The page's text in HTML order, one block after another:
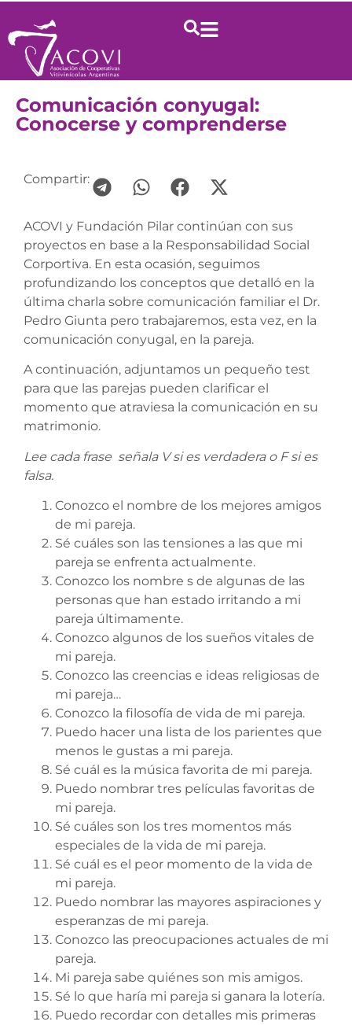
Comunicación conyugal:
Conocerse y comprenderse
Compartir:
ACOVI y Fundación Pilar continúan con sus
proyectos en base a la Responsabilidad Social
Corportiva. En esta ocasión, seguimos
profundizando los conceptos que detalló en la
última charla sobre comunicación familiar el Dr.
Pedro Giunta pero trabajaremos, esta vez, en la
comunicación conyugal, en la pareja.
A continuación, adjuntamos un pequeño test
para que las parejas pueden clarificar el
momento que atraviesa la comunicación en su
matrimonio.
Lee cada frase señala V si es verdadera o F si es
falsa.
Conozco el nombre de los mejores amigos
de mi pareja.
Sé cuáles son las tensiones a las que mi
pareja se enfrenta actualmente.
Conozco los nombre s de algunas de las
personas que han estado irritando a mi
pareja últimamente.
Conozco algunos de los sueños vitales de
mi pareja.
Conozco las creencias e ideas religiosas de
mi pareja…
Conozco la filosofía de vida de mi pareja.
Puedo hacer una lista de los parientes que
menos le gustas a mi pareja.
Sé cuál es la música favorita de mi pareja.
Puedo nombrar tres películas favoritas de
mi pareja.
Sé cuáles son los tres momentos más
especiales de la vida de mi pareja.
Sé cuál es el peor momento de la vida de
mi pareja.
Puedo nombrar las mayores aspiraciones y
esperanzas de mi pareja.
Conozco las preocupaciones actuales de mi
pareja.
Mi pareja sabe quiénes son mis amigos.
Sé lo que haría mi pareja si ganara la lotería.
Puedo recordar con detalles mis primeras